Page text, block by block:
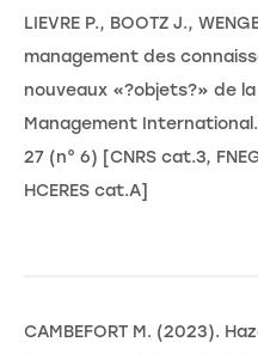
LIEVRE P., BOOTZ J.,
management des
nouveaux «?objets?» de
Management
27 (n° 6) [CNRS cat.3,
HCERES cat.A]
CAMBEFORT M. (2023).